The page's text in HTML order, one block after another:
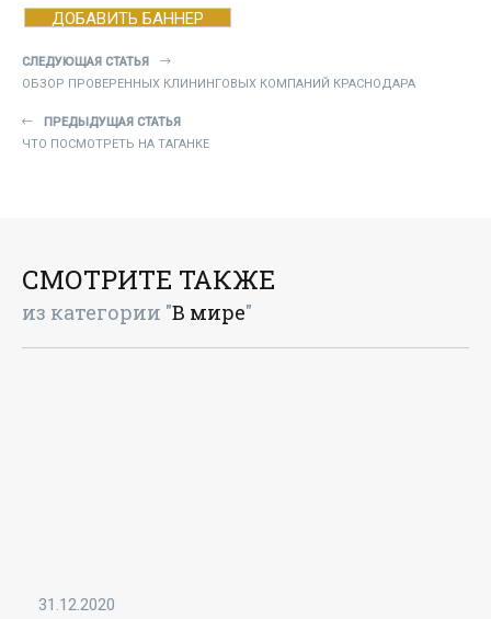
ДОБАВИТЬ БАННЕР
СЛЕДУЮЩАЯ СТАТЬЯ
ОБЗОР ПРОВЕРЕННЫХ КЛИНИНГОВЫХ КОМПАНИЙ КРАСНОДАРА
ПРЕДЫДУЩАЯ СТАТЬЯ
ЧТО ПОСМОТРЕТЬ НА ТАГАНКЕ
СМОТРИТЕ ТАКЖЕ
из категории "В мире"
31.12.2020